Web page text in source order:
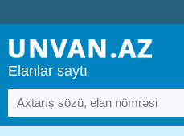
Elanlar saytı